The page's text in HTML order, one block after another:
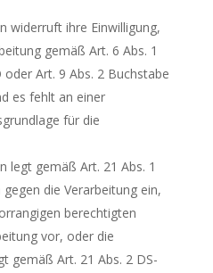
widerruft ihre Einwilligung,
gemäß Art. 6 Abs. 1
oder Art. 9 Abs. 2 Buchstabe
es fehlt an einer
für die
legt gemäß Art. 21 Abs. 1
gegen die Verarbeitung ein,
berechtigten
vor, oder die
gemäß Art. 21 Abs. 2 DS-